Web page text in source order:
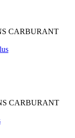
CARBURANT
CARBURANT